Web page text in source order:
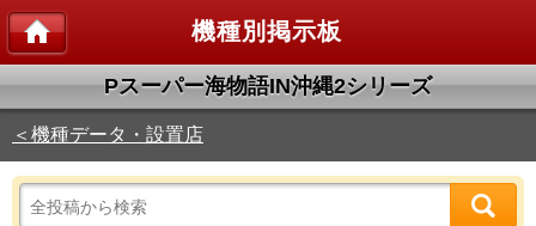
機種別掲示板
Pスーパー海物語IN沖縄2シリーズ
＜機種データ・設置店